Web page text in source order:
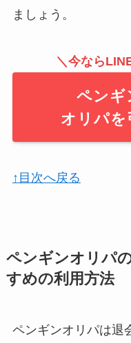
ましょう。
＼今なら
ペンギ
オリパを
↑目次へ戻る
ペンギンオリパ
すめの利用方法
ペンギンオリパは退